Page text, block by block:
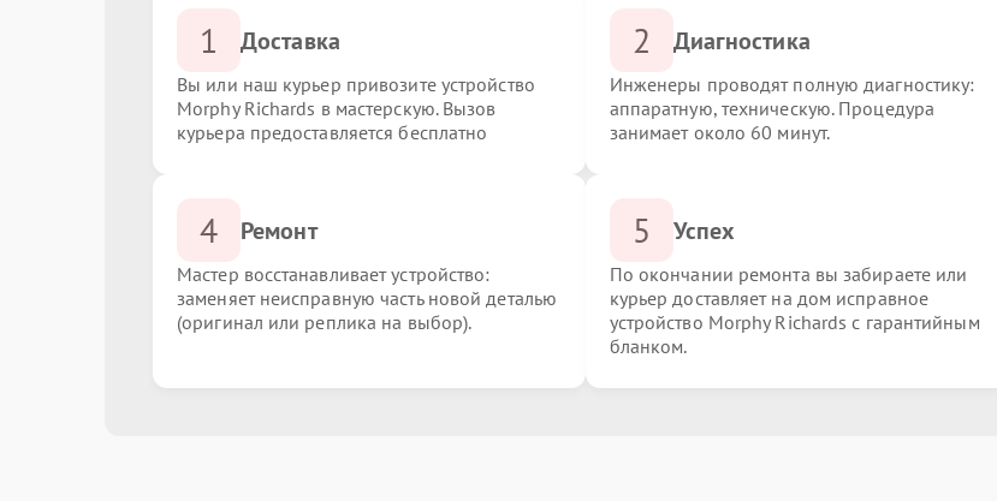
1 Доставка
Вы или наш курьер привозите устройство
Morphy Richards в мастерскую. Вызов
курьера предоставляется бесплатно
2 Диагностика
Инженеры проводят полную диагностику:
аппаратную, техническую. Процедура
занимает около 60 минут.
4 Ремонт
Мастер восстанавливает устройство:
заменяет неисправную часть новой деталью
(оригинал или реплика на выбор).
5 Успех
По окончании ремонта вы забираете или
курьер доставляет на дом исправное
устройство Morphy Richards с гарантийным
бланком.